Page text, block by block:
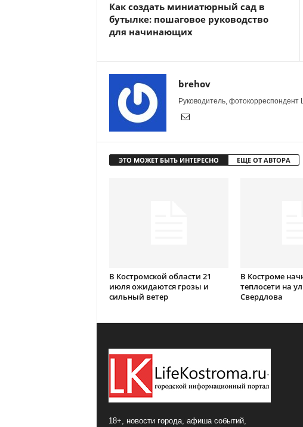
Как создать миниатюрный сад в
бутылке: пошаговое руководство
для начинающих
brehov
Руководитель, фотокорреспондент
ЭТО МОЖЕТ БЫТЬ ИНТЕРЕСНО ЕЩЕ ОТ АВТОРА
В Костромской области 21
июля ожидаются грозы и
сильный ветер
В Костроме
теплосети на
Свердлова
18+, новости города, афиша событий,